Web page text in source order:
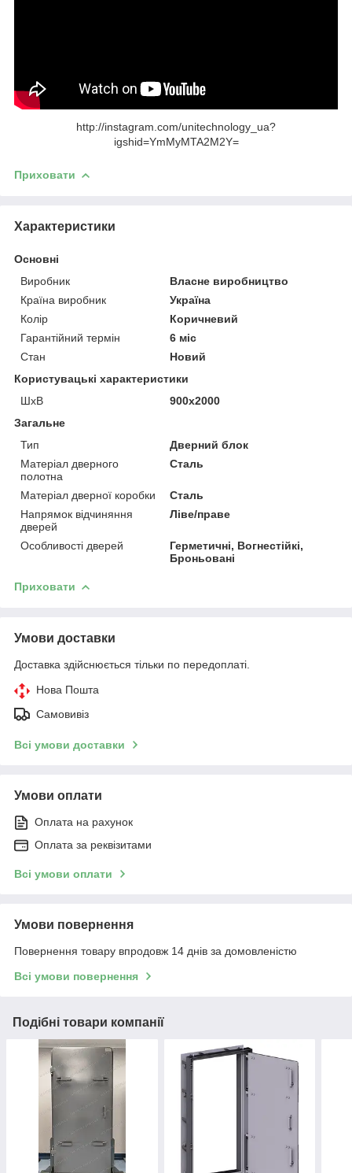
http://instagram.com/unitechnology_ua?
igshid=YmMyMTA2M2Y=
Приховати
Характеристики
Основні
Виробник
Власне виробництво
Країна виробник
Україна
Колір
Коричневий
Гарантійний термін
6 міс
Стан
Новий
Користувацькі характеристики
ШхВ
900х2000
Загальне
Тип
Дверний блок
Матеріал дверного
полотна
Сталь
Матеріал дверної коробки
Сталь
Напрямок відчиняння
дверей
Ліве/праве
Особливості дверей
Герметичні, Вогнестійкі,
Броньовані
Приховати
Умови доставки
Доставка здійснюється тільки по передоплаті.
Нова Пошта
Самовивіз
Всі умови доставки
Умови оплати
Оплата на рахунок
Оплата за реквізитами
Всі умови оплати
Умови повернення
Повернення товару впродовж 14 днів за домовленістю
Всі умови повернення
Подібні товари компанії